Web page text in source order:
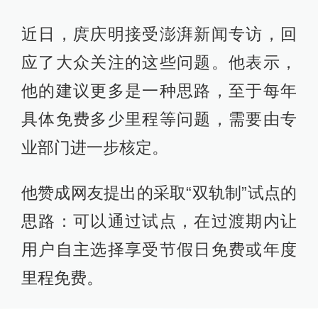
近日，庹庆明接受澎湃新闻专访，回
应了大众关注的这些问题。他表示，
他的建议更多是一种思路，至于每年
具体免费多少里程等问题，需要由专
业部门进一步核定。
他赞成网友提出的采取“双轨制”试点的
思路：可以通过试点，在过渡期内让
用户自主选择享受节假日免费或年度
里程免费。